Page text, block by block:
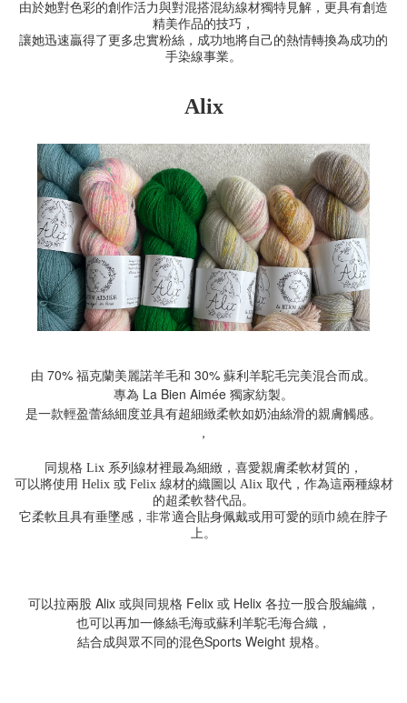
由於她對色彩的創作活力與對混搭混紡線材獨特見解，更具有創造
精美作品的技巧，
讓她迅速贏得了更多忠實粉絲，成功地將自己的熱情轉換為成功的
手染線事業。
Alix
由 70% 福克蘭美麗諾羊毛和 30% 蘇利羊駝毛完美混合而成。
專為 La Bien Aimée 獨家紡製。
是一款輕盈蕾絲細度並具有超細緻柔軟如奶油絲滑的親膚觸感。
，
同規格 Lix 系列線材裡最為細緻，喜愛親膚柔軟材質的，
可以將使用 Helix 或 Felix 線材的織圖以 Alix 取代，作為這兩種線材
的超柔軟替代品。
它柔軟且具有垂墜感，非常適合貼身佩戴或用可愛的頭巾繞在脖子
上。
可以拉兩股 Alix 或與同規格Felix 或Helix 各拉一股合股編織，
也可以再加一條絲毛海或蘇利羊駝毛海合織，
結合成與眾不同的混色Sports Weight 規格。